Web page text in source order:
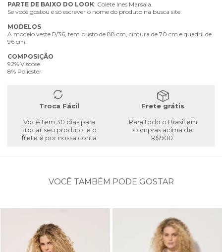
PARTE DE BAIXO DO LOOK: Colete Ines Marsala.
Se você gostou é só escrever o nome do produto na busca site.
MODELOS
A modelo veste P/36, tem busto de 88 cm, cintura de 70 cm e quadril de
96 cm.
COMPOSIÇÃO
92% Viscose
8% Poliéster
Troca Fácil
Você tem 30 dias para
trocar seu produto, e o
frete é por nossa conta
Frete grátis
Para todo o Brasil em
compras acima de
R$900.
VOCÊ TAMBÉM PODE GOSTAR